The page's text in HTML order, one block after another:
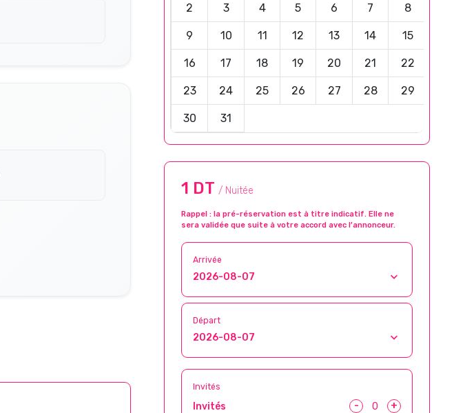
2 3 4 5 6 7 8
9 10 11 12 13 14 15
16 17 18 19 20 21 22
23 24 25 26 27 28 29
30 31
1 DT / Nuitée
Rappel : la pré-réservation est à titre indicatif. Elle ne
sera validée que suite à votre accord avec l’annonceur.
Arrivée
Départ
Invités
Invités - +